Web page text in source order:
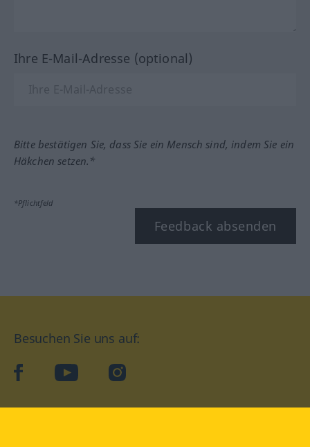
Ihre E-Mail-Adresse (optional)
Bitte bestätigen Sie, dass Sie ein Mensch sind, indem Sie ein
Häkchen setzen.*
*Pflichtfeld
Feedback absenden
Besuchen Sie uns auf:
facebookYouTube Instagram